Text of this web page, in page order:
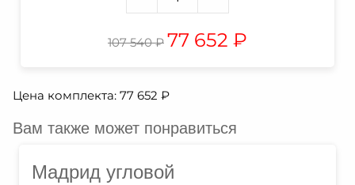
107 540₽ 77 652 ₽
Цена комплекта: 77 652 ₽
Вам также может понравиться
Мадрид угловой